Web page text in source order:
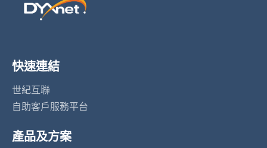
快速連結
世紀互聯
自助客戶服務平台
產品及方案